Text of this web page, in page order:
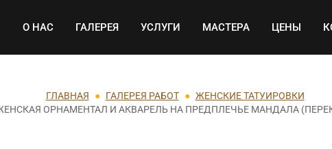
Основная навигация
О НАС ГАЛЕРЕЯ УСЛУГИ МАСТЕРА ЦЕНЫ
ГЛАВНАЯ ГАЛЕРЕЯ РАБОТ
ЖЕНСКИЕ ТАТУИРОВКИ
ОРНАМЕНТАЛ И АКВАРЕЛЬ НА ПРЕДПЛЕЧЬЕ МАНДАЛА